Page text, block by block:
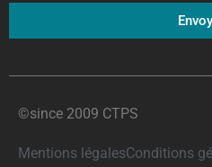
©since 2009 CTPS
Mentions légalesConditions